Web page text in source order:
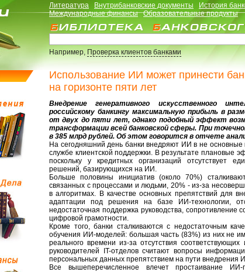
Литература Внутрибанковские документы История
Международные финансы
Образовательные продукты
Например,Проверка клиентов банками
Использование ИИ может принести
на горизонте пяти лет
Внедрение генеративного искусственного
российскому банкингу максимальную прибыль в
от двух до пяти лет, однако подобный эффект
трансформации всей банковской сферы. При
в 385 млрд рублей. Об этом говорится в отчете
На сегодняшний день банки внедряют ИИ в не
службе клиентской поддержки. В результате плановые
поскольку у кредитных организаций отсутствует
решений, базирующихся на ИИ.
Больше половины инициатив (около 70%)
связанных с процессами и людьми, 20% - из-за
в алгоритмах. В качестве основных препятствий для
адаптации под решения на базе ИИ-технологии,
недостаточная поддержка руководства, сопротивление
цифровой грамотности.
Кроме того, банки сталкиваются с недостаточным
обучения ИИ-моделей: большая часть (83%) из них не
реального времени из-за отсутствия
руководителей IT-отделов считают вопросы
персональных данных препятствием на пути внедрения
Все вышеперечисленное влечет простаивание